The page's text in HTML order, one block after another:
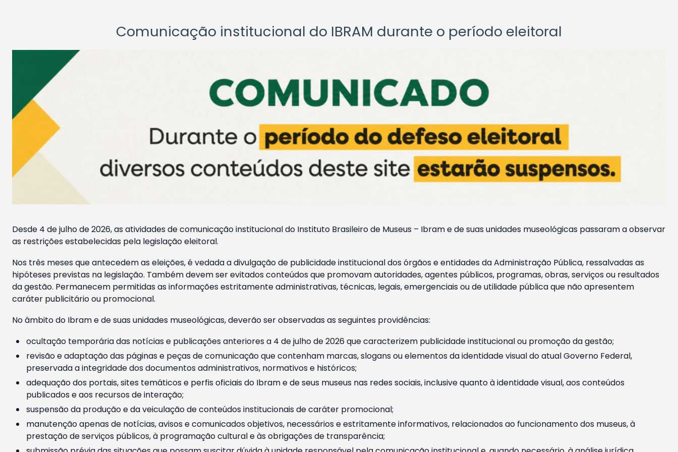
Comunicação institucional do IBRAM durante o período eleitoral
Desde 4 de julho de 2026, as atividades de comunicação institucional do Instituto Brasileiro de Museus – Ibram e de suas unidades museológicas passaram a observar
as restrições estabelecidas pela legislação eleitoral.
Nos três meses que antecedem as eleições, é vedada a divulgação de publicidade institucional dos órgãos e entidades da Administração Pública, ressalvadas as
hipóteses previstas na legislação. Também devem ser evitados conteúdos que promovam autoridades, agentes públicos, programas, obras, serviços ou resultados
da gestão. Permanecem permitidas as informações estritamente administrativas, técnicas, legais, emergenciais ou de utilidade pública que não apresentem
caráter publicitário ou promocional.
No âmbito do Ibram e de suas unidades museológicas, deverão ser observadas as seguintes providências:
ocultação temporária das notícias e publicações anteriores a 4 de julho de 2026 que caracterizem publicidade institucional ou promoção da gestão;
revisão e adaptação das páginas e peças de comunicação que contenham marcas, slogans ou elementos da identidade visual do atual Governo Federal,
preservada a integridade dos documentos administrativos, normativos e históricos;
adequação dos portais, sites temáticos e perfis oficiais do Ibram e de seus museus nas redes sociais, inclusive quanto à identidade visual, aos conteúdos
publicados e aos recursos de interação;
suspensão da produção e da veiculação de conteúdos institucionais de caráter promocional;
manutenção apenas de notícias, avisos e comunicados objetivos, necessários e estritamente informativos, relacionados ao funcionamento dos museus, à
prestação de serviços públicos, à programação cultural e às obrigações de transparência;